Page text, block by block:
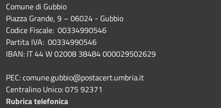
Comune di Gubbio
Piazza Grande, 9 – 06024 - Gubbio
Codice Fiscale: 00334990546
Partita IVA: 00334990546
IBAN: IT 44 W 02008 38484 000029502629
PEC: comune.gubbio@postacert.umbria.it
Centralino Unico: 075 92371
Rubrica telefonica